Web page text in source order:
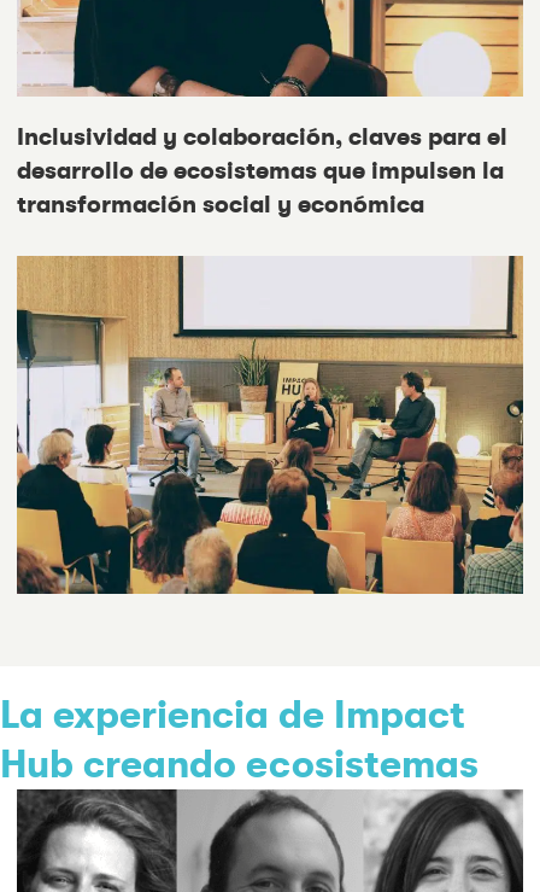
Inclusividad y colaboración, claves para el
desarrollo de ecosistemas que impulsen la
transformación social y económica
La experiencia de Impact
Hub creando ecosistemas